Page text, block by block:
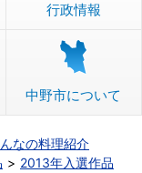
行政情報
中野市について
なの料理紹介
2013年入選作品